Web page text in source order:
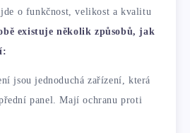
o funkčnost, velikost a kvalitu
existuje několik způsobů, jak
jsou jednoduchá zařízení, která
panel. Mají ochranu proti